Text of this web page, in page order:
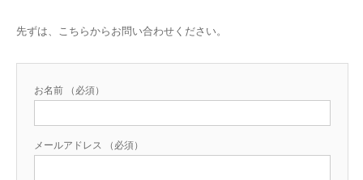
先ずは、こちらからお問い合わせください。
お名前 （必須）
メールアドレス （必須）